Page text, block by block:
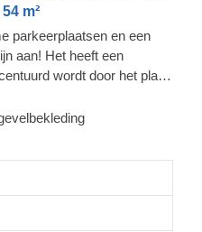
m²
parkeerplaatsen en een
aan! Het heeft een
wordt door het platte
De indeling aan de
49 m², waar u
parkeren, wetende dat u
TRIO F!